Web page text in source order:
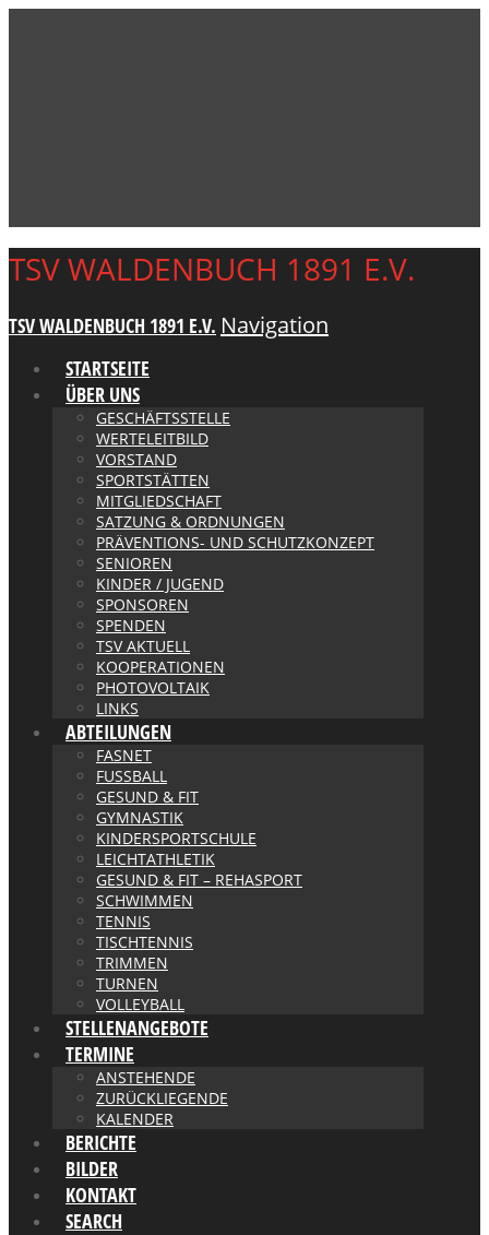
TSV WALDENBUCH 1891 E.V.
TSV WALDENBUCH 1891 E.V. Navigation
STARTSEITE
ÜBER UNS
GESCHÄFTSSTELLE
WERTELEITBILD
VORSTAND
SPORTSTÄTTEN
MITGLIEDSCHAFT
SATZUNG & ORDNUNGEN
PRÄVENTIONS- UND SCHUTZKONZEPT
SENIOREN
KINDER / JUGEND
SPONSOREN
SPENDEN
TSV AKTUELL
KOOPERATIONEN
PHOTOVOLTAIK
LINKS
ABTEILUNGEN
FASNET
FUSSBALL
GESUND & FIT
GYMNASTIK
KINDERSPORTSCHULE
LEICHTATHLETIK
GESUND & FIT – REHASPORT
SCHWIMMEN
TENNIS
TISCHTENNIS
TRIMMEN
TURNEN
VOLLEYBALL
STELLENANGEBOTE
TERMINE
ANSTEHENDE
ZURÜCKLIEGENDE
KALENDER
BERICHTE
BILDER
KONTAKT
SEARCH